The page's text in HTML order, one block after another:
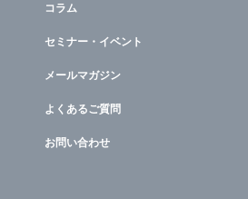
コラム
セミナー・イベント
メールマガジン
よくあるご質問
お問い合わせ